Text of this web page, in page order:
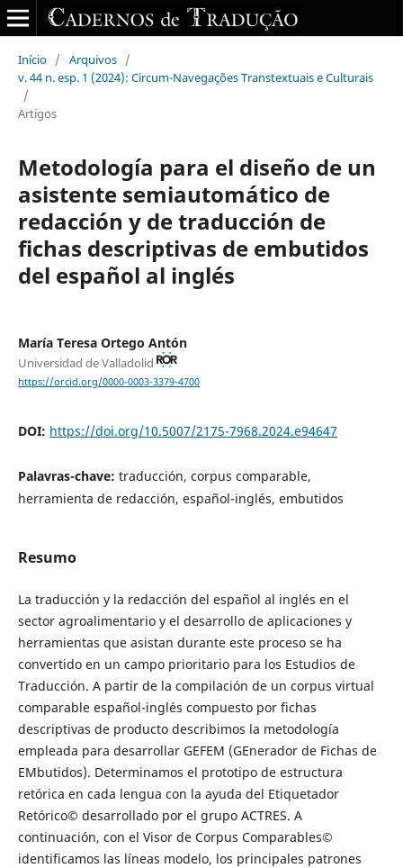
Início / Arquivos /
v. 44 n. esp. 1 (2024): Circum-Navegações Transtextuais e Culturais
/
Artigos
Metodología para el diseño de un
asistente semiautomático de
redacción y de traducción de
fichas descriptivas de embutidos
del español al inglés
María Teresa Ortego Antón
Universidad de Valladolid
https://orcid.org/0000-0003-3379-4700
DOI: https://doi.org/10.5007/2175-7968.2024.e94647
Palavras-chave: traducción, corpus comparable,
herramienta de redacción, español-inglés, embutidos
Resumo
La traducción y la redacción del español al inglés en el
sector agroalimentario y el desarrollo de aplicaciones y
herramientas que asistan durante este proceso se ha
convertido en un campo prioritario para los Estudios de
Traducción. A partir de la compilación de un corpus virtual
comparable español-inglés compuesto por fichas
descriptivas de producto describimos la metodología
empleada para desarrollar GEFEM (GEnerador de Fichas de
EMbutidos). Determinamos el prototipo de estructura
retórica en cada lengua con la ayuda del Etiquetador
Retórico© desarrollado por el grupo ACTRES. A
continuación, con el Visor de Corpus Comparables©
identificamos las líneas modelo, los principales patrones